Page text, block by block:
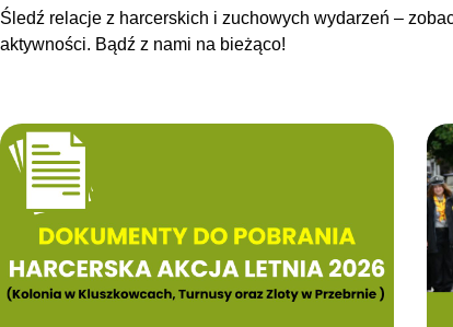
Śledź relacje z harcerskich i zuchowych wydarzeń –
aktywności. Bądź z nami na bieżąco!